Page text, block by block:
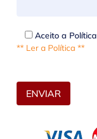
Aceito a Política
** Ler a Política **